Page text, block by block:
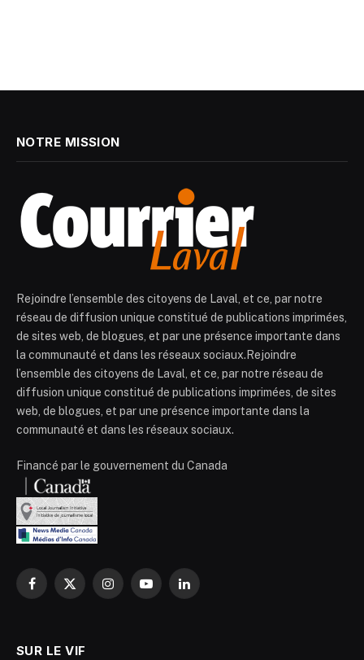
NOTRE MISSION
Rejoindre l’ensemble des citoyens de Laval, et ce, par notre
réseau de diffusion unique constitué de publications imprimées,
de sites web, de blogues, et par une présence importante dans
la communauté et dans les réseaux sociaux.Rejoindre
l’ensemble des citoyens de Laval, et ce, par notre réseau de
diffusion unique constitué de publications imprimées, de sites
web, de blogues, et par une présence importante dans la
communauté et dans les réseaux sociaux.
Financé par le gouvernement du Canada
Facebook
X
InstagramYouTubeLinkedIn
SUR LE VIF